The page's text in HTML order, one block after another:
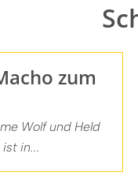
zum
Wolf und Held
in...